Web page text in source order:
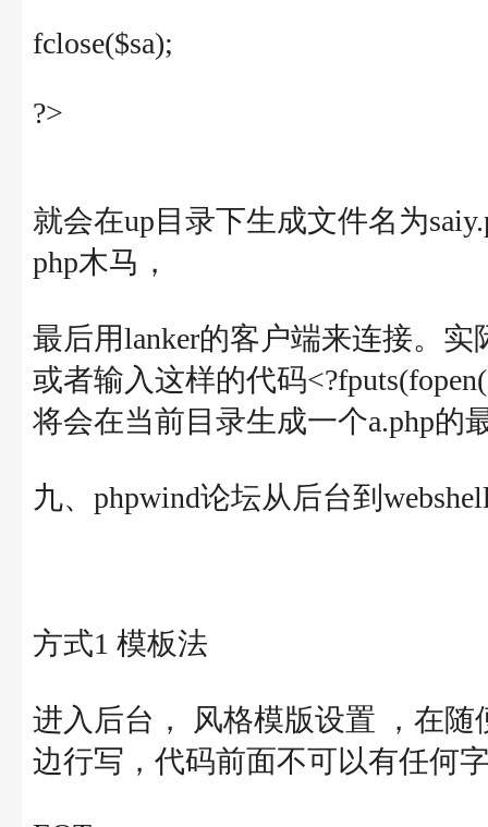
fclose($sa);
?>
就会在up目录下生成文件名为
php木马，
最后用lanker的客户端来连接。
或者输入这样的代码
将会在当前目录生成一个a.php的
九、phpwind论坛从后台到
方式1 模板法
进入后台， 风格模版设置 ，在
边行写，代码前面不可以有任何